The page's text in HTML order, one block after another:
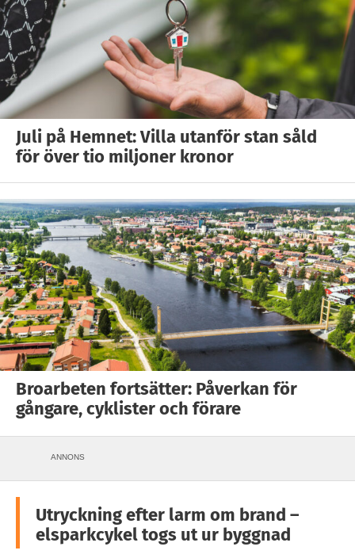
Juli på Hemnet: Villa utanför stan såld
för över tio miljoner kronor
Broarbeten fortsätter: Påverkan för
gångare, cyklister och förare
ANNONS
Utryckning efter larm om brand –
elsparkcykel togs ut ur byggnad